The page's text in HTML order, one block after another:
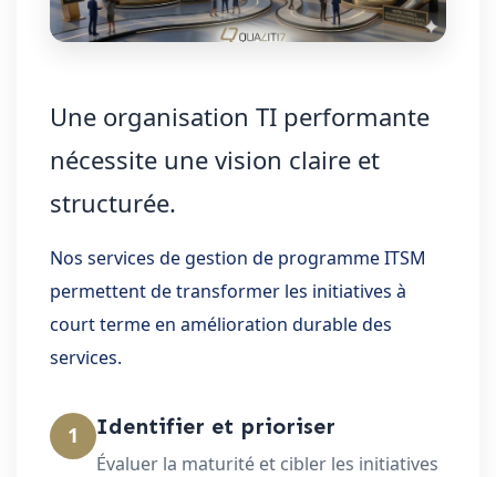
Une organisation TI performante
nécessite une vision claire et
structurée.
Nos services de gestion de programme ITSM
permettent de transformer les initiatives à
court terme en amélioration durable des
services.
1 Identifier et prioriser
Évaluer la maturité et cibler les initiatives